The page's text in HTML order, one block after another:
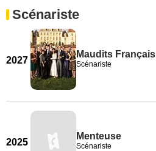
Scénariste
2027
Maudits Français
Scénariste
2025
Menteuse
Scénariste